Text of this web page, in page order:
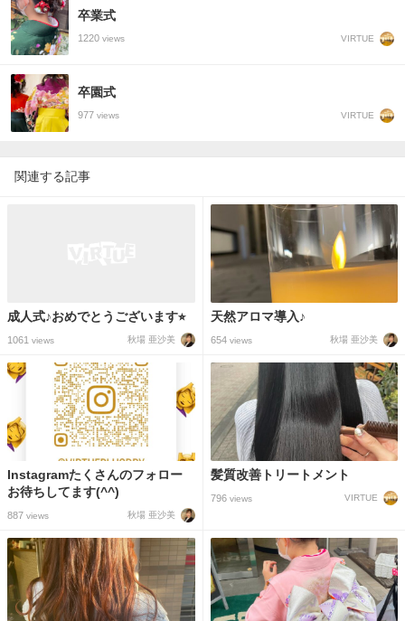
卒業式
1220 views VIRTUE
卒園式
977 views VIRTUE
関連する記事
成人式♪おめでとうございます⭐︎
1061 views 秋場 亜沙美
天然アロマ導入♪
654views 秋場 亜沙美
Instagramたくさんのフォロー
お待ちしてます(^^)
887 views 秋場 亜沙美
髪質改善トリートメント
796views VIRTUE